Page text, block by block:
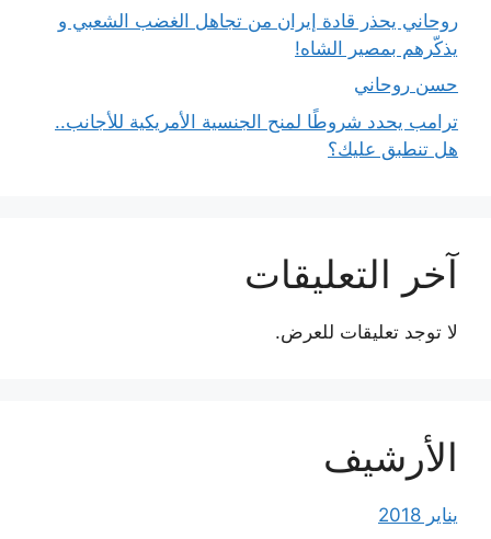
روحاني يحذر قادة إيران من تجاهل الغضب الشعبي و
يذكّرهم بمصير الشاه!
حسن روحاني
ترامب يحدد شروطًا لمنح الجنسية الأمريكية للأجانب..
هل تنطبق عليك؟
آخر التعليقات
لا توجد تعليقات للعرض.
الأرشيف
يناير 2018